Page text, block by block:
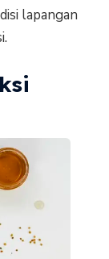
lapangan